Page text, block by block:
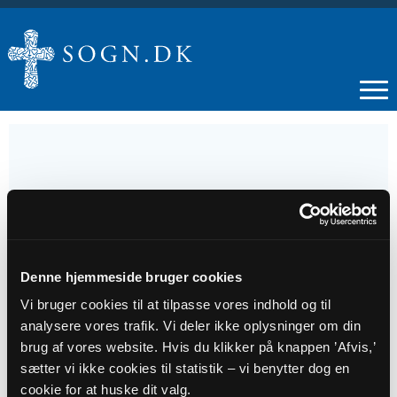
Denne hjemmeside bruger cookies
Vi bruger cookies til at tilpasse vores indhold og til
analysere vores trafik. Vi deler ikke oplysninger om din
brug af vores website. Hvis du klikker på knappen ’Afvis,’
sætter vi ikke cookies til statistik – vi benytter dog en
cookie for at huske dit valg.
Mad & fællessang i Skelund kirkehus - med
tilmelding
Tidspunkt
kl. 18:00